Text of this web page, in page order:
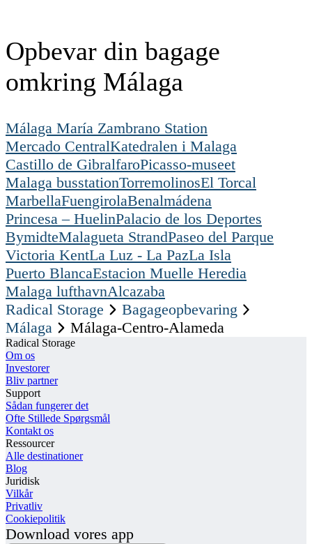
Opbevar din bagage
omkring Málaga
Málaga María Zambrano Station
Mercado CentralKatedralen i Malaga
Castillo de GibralfaroPicasso-museet
Malaga busstationTorremolinosEl Torcal
MarbellaFuengirolaBenalmádena
Princesa – HuelinPalacio de los Deportes
BymidteMalagueta StrandPaseo del Parque
Victoria KentLa Luz - La PazLa Isla
Puerto BlancaEstacion Muelle Heredia
Malaga lufthavnAlcazaba
Radical Storage
Bagageopbevaring
Málaga
Málaga-Centro-Alameda
Radical Storage
Om os
Investorer
Bliv partner
Support
Sådan fungerer det
Ofte Stillede Spørgsmål
Kontakt os
Ressourcer
Alle destinationer
Blog
Juridisk
Vilkår
Privatliv
Cookiepolitik
Download vores app